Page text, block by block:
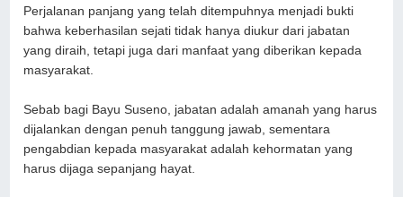
Perjalanan panjang yang telah ditempuhnya menjadi bukti
bahwa keberhasilan sejati tidak hanya diukur dari jabatan
yang diraih, tetapi juga dari manfaat yang diberikan kepada
masyarakat.
Sebab bagi Bayu Suseno, jabatan adalah amanah yang harus
dijalankan dengan penuh tanggung jawab, sementara
pengabdian kepada masyarakat adalah kehormatan yang
harus dijaga sepanjang hayat.